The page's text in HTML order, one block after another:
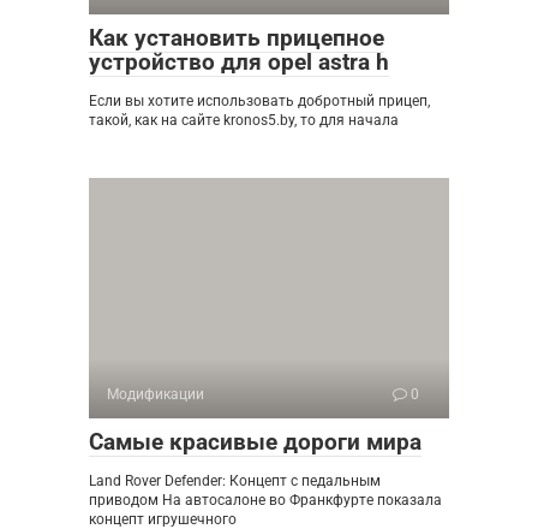
Как установить прицепное
устройство для opel astra h
Если вы хотите использовать добротный прицеп,
такой, как на сайте kronos5.by, то для начала
Модификации 0
Самые красивые дороги мира
Land Rover Defender: Концепт с педальным
приводом На автосалоне во Франкфурте показала
концепт игрушечного